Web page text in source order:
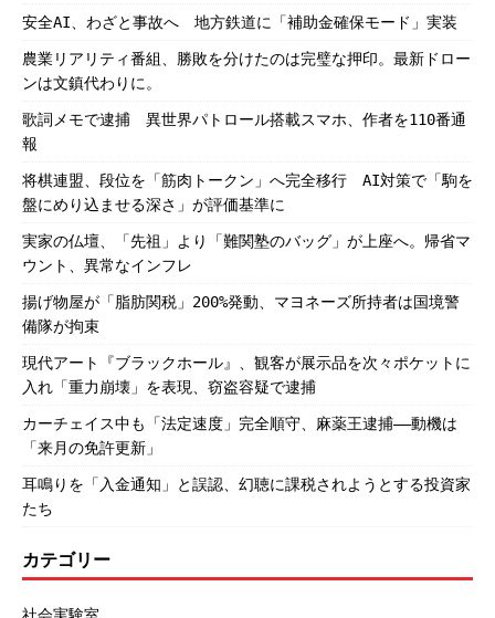
安全AI、わざと事故へ 地方鉄道に「補助金確保モード」実装
農業リアリティ番組、勝敗を分けたのは完璧な押印。最新ドロー
ンは文鎮代わりに。
歌詞メモで逮捕 異世界パトロール搭載スマホ、作者を110番通
報
将棋連盟、段位を「筋肉トークン」へ完全移行 AI対策で「駒を
盤にめり込ませる深さ」が評価基準に
実家の仏壇、「先祖」より「難関塾のバッグ」が上座へ。帰省マ
ウント、異常なインフレ
揚げ物屋が「脂肪関税」200%発動、マヨネーズ所持者は国境警
備隊が拘束
現代アート『ブラックホール』、観客が展示品を次々ポケットに
入れ「重力崩壊」を表現、窃盗容疑で逮捕
カーチェイス中も「法定速度」完全順守、麻薬王逮捕――動機は
「来月の免許更新」
耳鳴りを「入金通知」と誤認、幻聴に課税されようとする投資家
たち
カテゴリー